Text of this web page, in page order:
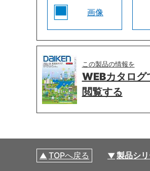
画像
この製品の情報を
WEBカタログ
閲覧する
TOPへ戻る 製品シ